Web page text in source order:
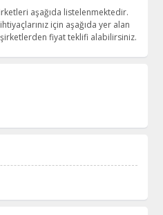
aşağıda listelenmektedir.
için aşağıda yer alan
fiyat teklifi alabilirsiniz.